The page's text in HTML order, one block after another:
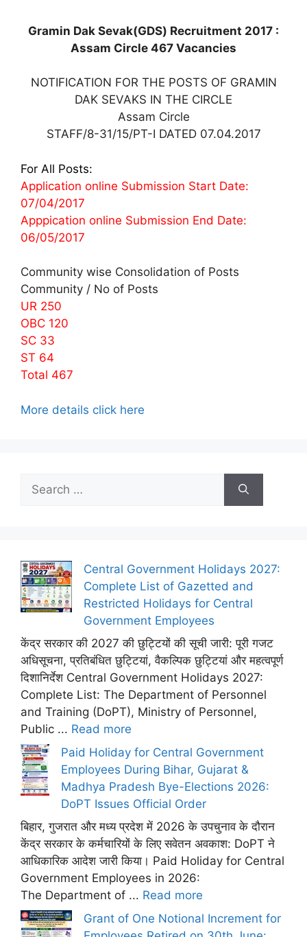
Gramin Dak Sevak(GDS) Recruitment 2017 :
Assam Circle 467 Vacancies
NOTIFICATION FOR THE POSTS OF GRAMIN
DAK SEVAKS IN THE CIRCLE
Assam Circle
STAFF/8-31/15/PT-I DATED 07.04.2017
For All Posts:
Application online Submission Start Date:
07/04/2017
Apppication online Submission End Date:
06/05/2017
Community wise Consolidation of Posts
Community / No of Posts
UR 250
OBC 120
SC 33
ST 64
Total 467
More details click here
for:
Central Government Holidays 2027:
Complete List of Gazetted and
Restricted Holidays for Central
Government Employees
केंद्र सरकार की 2027 की छुट्टियों की सूची जारी: पूरी गजट
अधिसूचना, प्रतिबंधित छुट्टियां, वैकल्पिक छुट्टियां और महत्वपूर्ण
दिशानिर्देश Central Government Holidays 2027:
Complete List: The Department of Personnel
and Training (DoPT), Ministry of Personnel,
Public ... Read more
Paid Holiday for Central Government
Employees During Bihar, Gujarat &
Madhya Pradesh Bye-Elections 2026:
DoPT Issues Official Order
बिहार, गुजरात और मध्य प्रदेश में 2026 के उपचुनाव के दौरान
केंद्र सरकार के कर्मचारियों के लिए सवेतन अवकाश: DoPT ने
आधिकारिक आदेश जारी किया। Paid Holiday for Central
Government Employees in 2026:
The Department of ... Read more
Grant of One Notional Increment for